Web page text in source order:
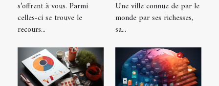
s’offrent à vous. Parmi
celles-ci se trouve le
recours...
Bordeaux
Une ville connue de par le
monde par ses richesses,
sa...